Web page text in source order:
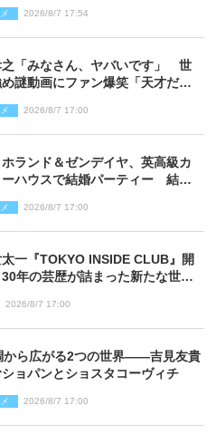
2026/8/7 17:54
之「みなさん、ヤバいです」 世
謎動画にファン爆笑「天才だ
2026/8/7 17:00
ホランド＆ゼンデイヤ、英高級カ
ーハウスで結婚パーティー 結婚
2026/8/7 17:00
一『TOKYO INSIDE CLUB』開
年の芸歴が詰まった新たな世界
2026/8/7 17:00
から広がる2つの世界――吉見友貴
ョパンとショスタコーヴィチ
2026/8/7 17:00